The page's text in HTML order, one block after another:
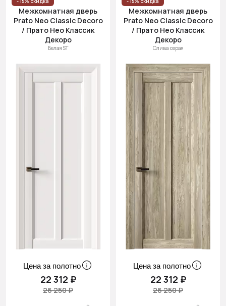
Межкомнатная дверь
Prato Neo Classic Decoro
/ Прато Нео Классик
Декоро
Белая ST
Цена за полотно
22 312 ₽
26 250 ₽
Межкомнатная дверь
Prato Neo Classic Decoro
/ Прато Нео Классик
Декоро
Олива серая
Цена за полотно
22 312 ₽
26 250 ₽